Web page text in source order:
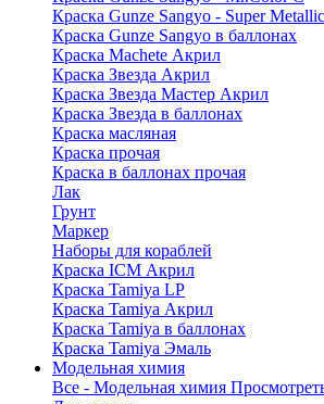
Краска Gunze Sangyo - Super Metallic
Краска Gunze Sangyo в баллонах
Краска Machete Акрил
Краска Звезда Акрил
Краска Звезда Мастер Акрил
Краска Звезда в баллонах
Краска масляная
Краска прочая
Краска в баллонах прочая
Лак
Грунт
Маркер
Наборы для кораблей
Краска ICM Акрил
Краска Tamiya LP
Краска Tamiya Акрил
Краска Tamiya в баллонах
Краска Tamiya Эмаль
Модельная химия
Все - Модельная химия